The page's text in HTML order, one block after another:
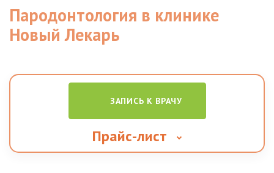
Пародонтология в клинике
Новый Лекарь
Прайс-лист
ЗАПИСЬ К ВРАЧУ